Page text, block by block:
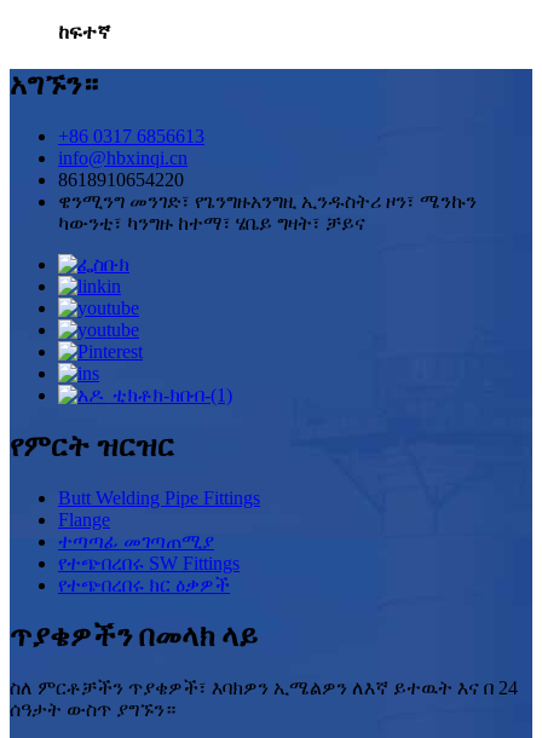
ከፍተኛ
አግኙን።
+86 0317 6856613
info@hbxinqi.cn
8618910654220
ዌንሚንግ መንገድ፣ የጌንግዙአንግዚ ኢንዱስትሪ ዞን፣ ሜንኩን
ካውንቲ፣ ካንግዙ ከተማ፣ ሄቤይ ግዛት፣ ቻይና
የምርት ዝርዝር
Butt Welding Pipe Fittings
Flange
ተጣጣፊ መገጣጠሚያ
የተጭበረበሩ SW Fittings
የተጭበረበሩ ክር ዕቃዎች
ጥያቄዎችን በመላክ ላይ
ስለ ምርቶቻችን ጥያቄዎች፣ እባክዎን ኢሜልዎን ለእኛ ይተዉት እና በ 24
ሰዓታት ውስጥ ያግኙን።